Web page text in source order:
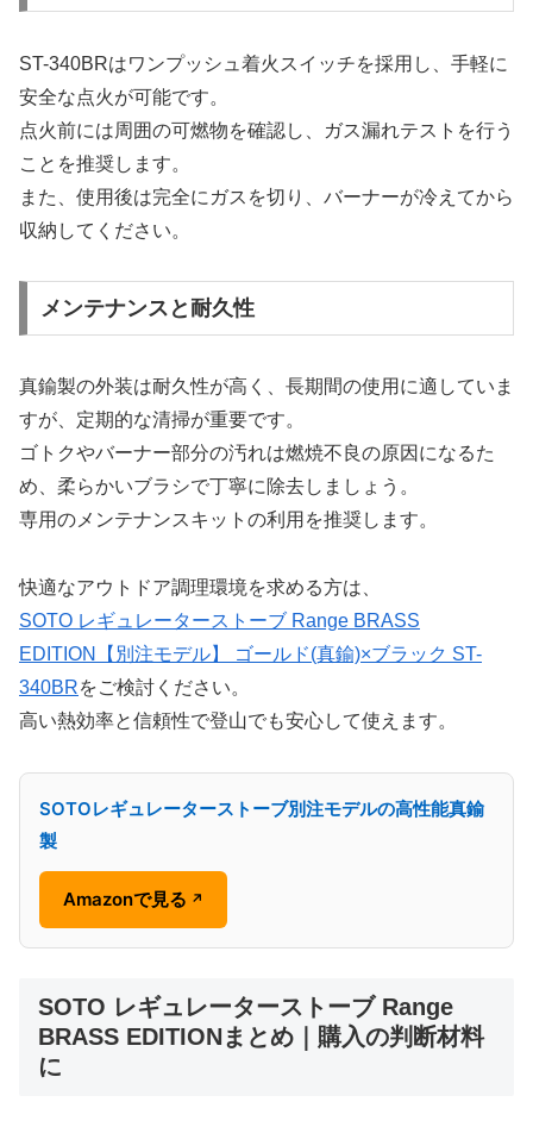
ST-340BRはワンプッシュ着火スイッチを採用し、手軽に
安全な点火が可能です。
点火前には周囲の可燃物を確認し、ガス漏れテストを行う
ことを推奨します。
また、使用後は完全にガスを切り、バーナーが冷えてから
収納してください。
メンテナンスと耐久性
真鍮製の外装は耐久性が高く、長期間の使用に適していま
すが、定期的な清掃が重要です。
ゴトクやバーナー部分の汚れは燃焼不良の原因になるた
め、柔らかいブラシで丁寧に除去しましょう。
専用のメンテナンスキットの利用を推奨します。
快適なアウトドア調理環境を求める方は、
SOTO レギュレーターストーブ Range BRASS
EDITION【別注モデル】 ゴールド(真鍮)×ブラック ST-
340BRをご検討ください。
高い熱効率と信頼性で登山でも安心して使えます。
SOTOレギュレーターストーブ別注モデルの高性能真鍮
製
Amazonで見る ↗
SOTO レギュレーターストーブ Range
BRASS EDITIONまとめ｜購入の判断材料
に